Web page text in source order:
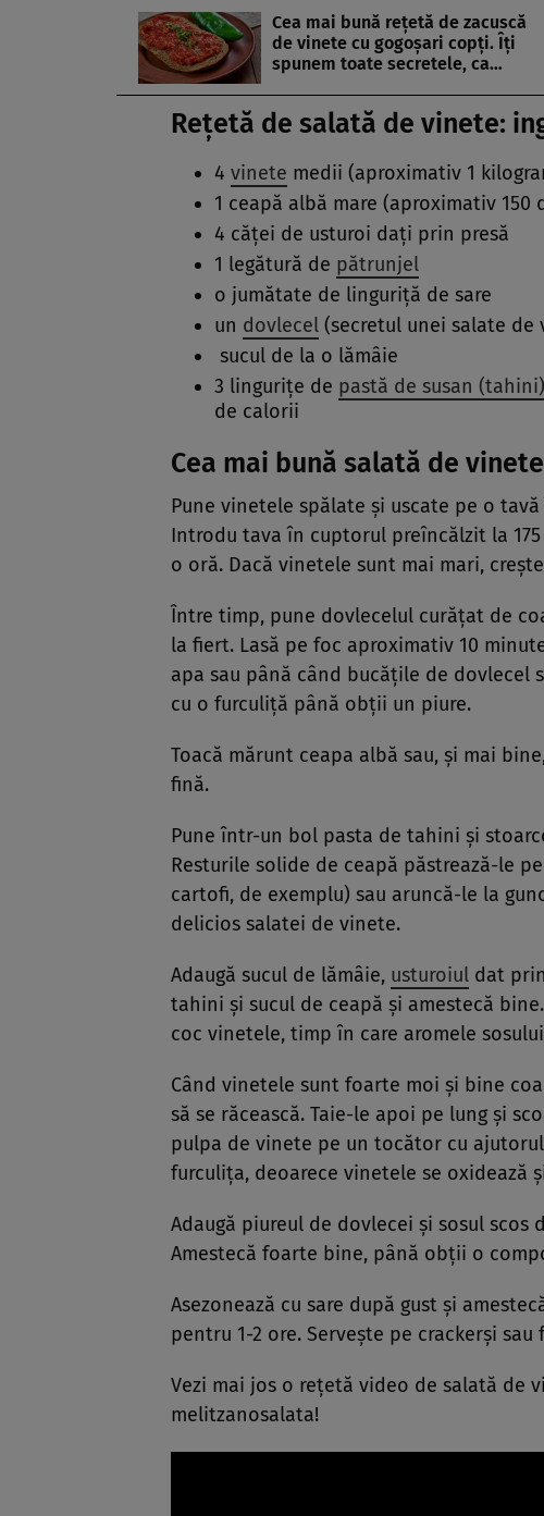
Cea mai bună rețetă de zacuscă
de vinete cu gogoșari copți. Îți
spunem toate secretele, ca…
Rețetă de salată de vinete:
4 vinete medii (aproximativ 1
1 ceapă albă mare (aproximativ 150
4 căței de usturoi dați prin presă
1 legătură de pătrunjel
o jumătate de linguriță de sare
un dovlecel (secretul unei salate de
sucul de la o lămâie
3 lingurițe de pastă de susan (tahini)
de calorii
Cea mai bună salată de
Pune vinetele spălate și uscate pe o
Introdu tava în cuptorul preîncălzit la
o oră. Dacă vinetele sunt mai mari,
Între timp, pune dovlecelul curățat de
la fiert. Lasă pe foc aproximativ 10
apa sau până când bucățile de
cu o furculiță până obții un piure.
Toacă mărunt ceapa albă sau, și mai
fină.
Pune într-un bol pasta de tahini și
Resturile solide de ceapă păstrează-le
cartofi, de exemplu) sau aruncă-le la
delicios salatei de vinete.
Adaugă sucul de lămâie, usturoiul dat
tahini și sucul de ceapă și amestecă
coc vinetele, timp în care aromele
Când vinetele sunt foarte moi și bine
să se răcească. Taie-le apoi pe lung și
pulpa de vinete pe un tocător cu
furculița, deoarece vinetele se oxidează
Adaugă piureul de dovlecei și sosul
Amestecă foarte bine, până obții o
Asezonează cu sare după gust și
pentru 1-2 ore. Servește pe crackerși sau
Vezi mai jos o rețetă video de salată de
melitzanosalata!